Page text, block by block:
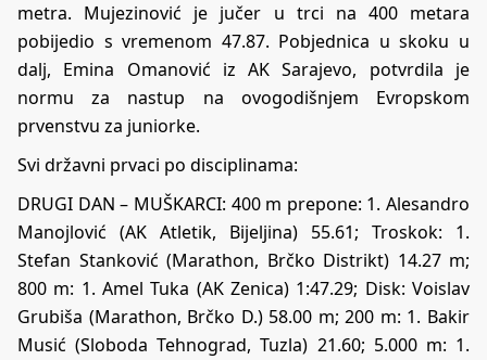
metra. Mujezinović je jučer u trci na 400 metara
pobijedio s vremenom 47.87. Pobjednica u skoku u
dalj, Emina Omanović iz AK Sarajevo, potvrdila je
normu za nastup na ovogodišnjem Evropskom
prvenstvu za juniorke.
Svi državni prvaci po disciplinama:
DRUGI DAN – MUŠKARCI: 400 m prepone: 1. Alesandro
Manojlović (AK Atletik, Bijeljina) 55.61; Troskok: 1.
Stefan Stanković (Marathon, Brčko Distrikt) 14.27 m;
800 m: 1. Amel Tuka (AK Zenica) 1:47.29; Disk: Voislav
Grubiša (Marathon, Brčko D.) 58.00 m; 200 m: 1. Bakir
Musić (Sloboda Tehnograd, Tuzla) 21.60; 5.000 m: 1.